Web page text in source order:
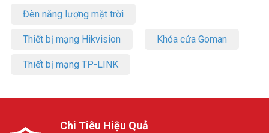
Đèn năng lượng mặt trời
Thiết bị mạng Hikvision Khóa cửa Goman
Thiết bị mạng TP-LINK
Chi Tiêu Hiệu Quả